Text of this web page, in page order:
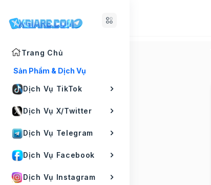
Trang Chủ
Sản Phẩm & Dịch Vụ
Dịch Vụ TikTok
Dịch Vụ X/Twitter
Dịch Vụ Telegram
Dịch Vụ Facebook
Dịch Vụ Instagram